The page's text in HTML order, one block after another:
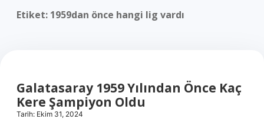
Politikası
Etiket: 1959dan önce hangi lig vardı
Galatasaray 1959 Yılından Önce Kaç
Kere Şampiyon Oldu
Tarih: Ekim 31, 2024